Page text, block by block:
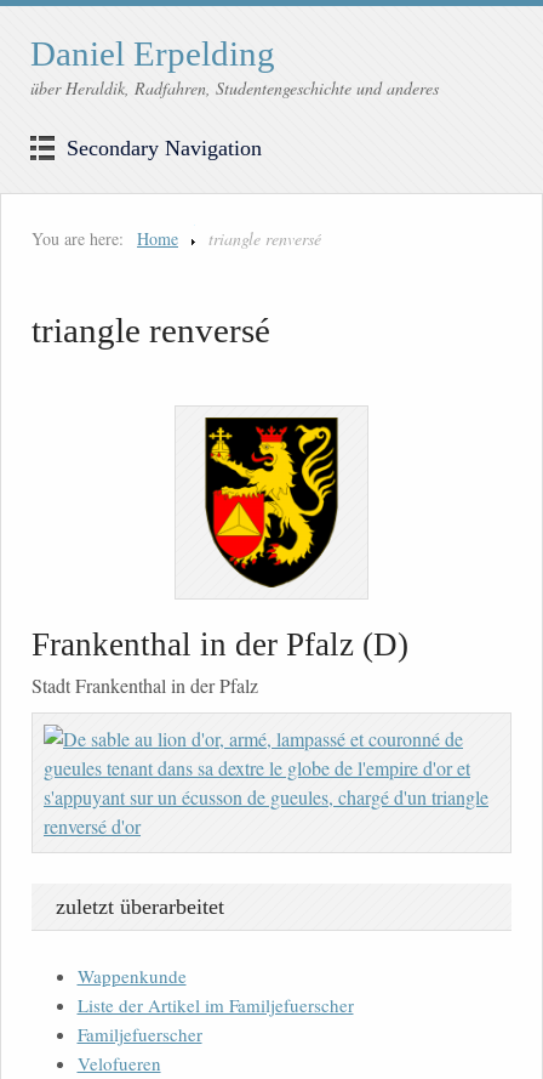
Daniel Erpelding
über Heraldik, Radfahren, Studentengeschichte und anderes
Secondary Navigation
You are here: Home triangle renversé
triangle renversé
Frankenthal in der Pfalz (D)
Stadt Frankenthal in der Pfalz
zuletzt überarbeitet
Wappenkunde
Liste der Artikel im Familjefuerscher
Familjefuerscher
Velofueren